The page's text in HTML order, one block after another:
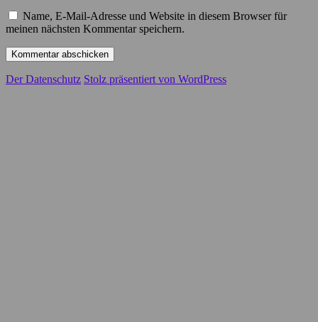
Name, E-Mail-Adresse und Website in diesem Browser für
meinen nächsten Kommentar speichern.
Der Datenschutz Stolz präsentiert von WordPress